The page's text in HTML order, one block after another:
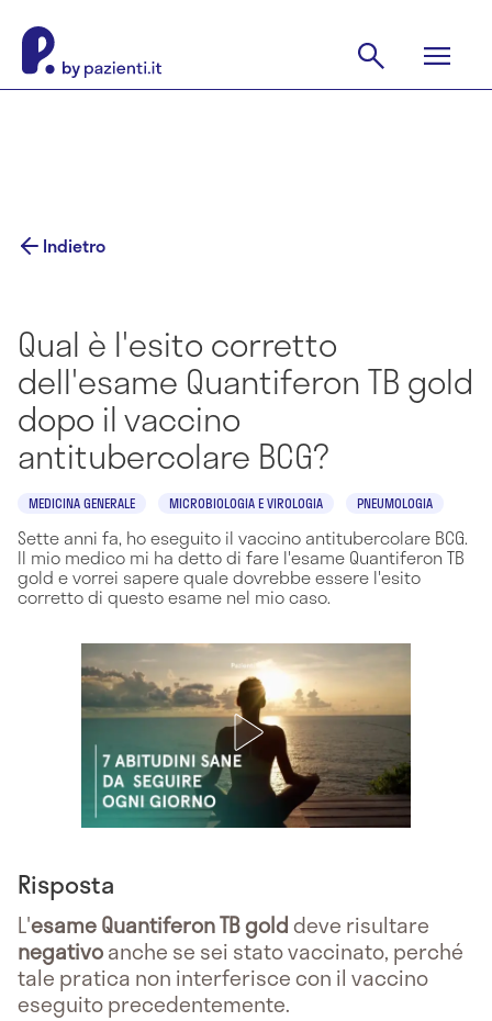
Indietro
Qual è l'esito corretto
dell'esame Quantiferon TB gold
dopo il vaccino
antitubercolare BCG?
MEDICINA GENERALE MICROBIOLOGIA E VIROLOGIA PNEUMOLOGIA
Sette anni fa, ho eseguito il vaccino antitubercolare BCG.
Il mio medico mi ha detto di fare l'esame Quantiferon TB
gold e vorrei sapere quale dovrebbe essere l'esito
corretto di questo esame nel mio caso.
Risposta
L'esame Quantiferon TB golddeve risultare
negativoanche se sei stato vaccinato, perché
tale pratica non interferisce con il vaccino
eseguito precedentemente.